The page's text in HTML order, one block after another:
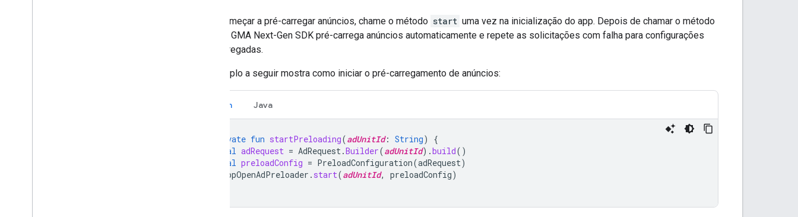
Para começar a pré-carregar anúncios, chame o método start uma vez na inicialização do app. Depois de chamar o método
GMA Next-Gen SDK pré-carrega anúncios automaticamente e repete as solicitações com falha para configurações
pré-carregadas.
O exemplo a seguir mostra como iniciar o pré-carregamento de anúncios:
Kotlin Java
private fun startPreloading(adUnitId: String)
{
val adRequest = AdRequest.Builder(adUnitId).build()
val preloadConfig = PreloadConfiguration(adRequest)
AppOpenAdPreloader . start(adUnitId, preloadConfig)